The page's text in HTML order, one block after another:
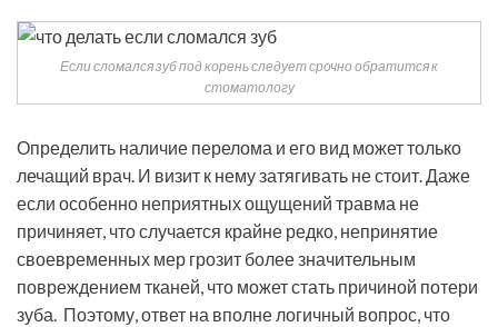
Если сломался зуб под корень следует срочно обратится к
стоматологу
Определить наличие перелома и его вид может только
лечащий врач. И визит к нему затягивать не стоит. Даже
если особенно неприятных ощущений травма не
причиняет, что случается крайне редко, непринятие
своевременных мер грозит более значительным
повреждением тканей, что может стать причиной потери
зуба. Поэтому, ответ на вполне логичный вопрос, что